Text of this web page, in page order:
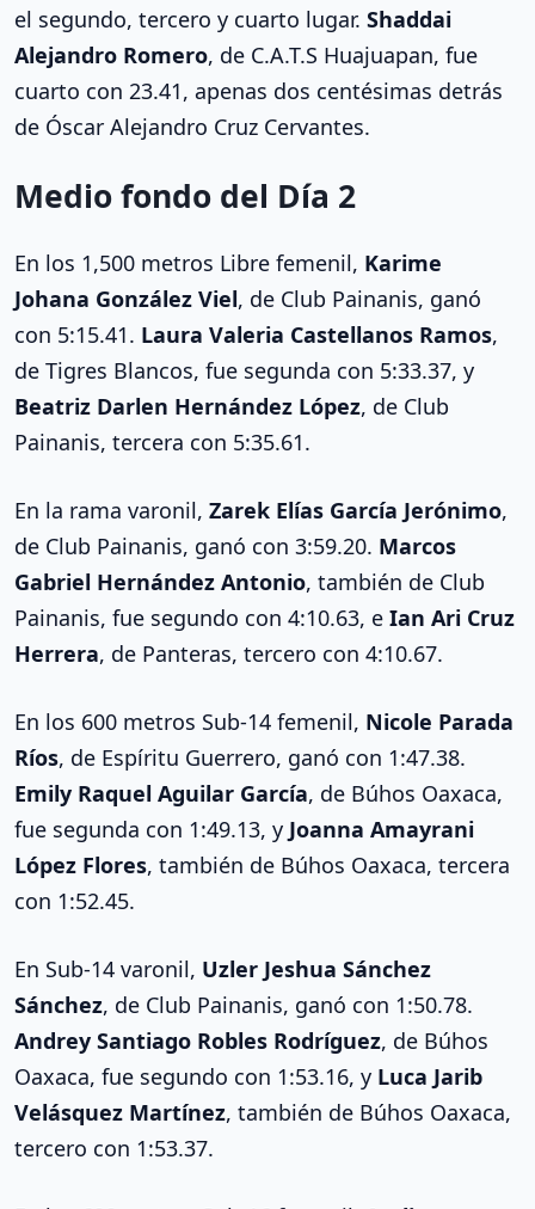
el segundo, tercero y cuarto lugar. Shaddai
Alejandro Romero, de C.A.T.S Huajuapan, fue
cuarto con 23.41, apenas dos centésimas detrás
de Óscar Alejandro Cruz Cervantes.
Medio fondo del Día 2
En los 1,500 metros Libre femenil, Karime
Johana González Viel, de Club Painanis, ganó
con 5:15.41. Laura Valeria Castellanos Ramos,
de Tigres Blancos, fue segunda con 5:33.37, y
Beatriz Darlen Hernández López, de Club
Painanis, tercera con 5:35.61.
En la rama varonil, Zarek Elías García Jerónimo,
de Club Painanis, ganó con 3:59.20. Marcos
Gabriel Hernández Antonio, también de Club
Painanis, fue segundo con 4:10.63, e Ian Ari Cruz
Herrera, de Panteras, tercero con 4:10.67.
En los 600 metros Sub-14 femenil, Nicole Parada
Ríos, de Espíritu Guerrero, ganó con 1:47.38.
Emily Raquel Aguilar García, de Búhos Oaxaca,
fue segunda con 1:49.13, y Joanna Amayrani
López Flores, también de Búhos Oaxaca, tercera
con 1:52.45.
En Sub-14 varonil, Uzler Jeshua Sánchez
Sánchez, de Club Painanis, ganó con 1:50.78.
Andrey Santiago Robles Rodríguez, de Búhos
Oaxaca, fue segundo con 1:53.16, y Luca Jarib
Velásquez Martínez, también de Búhos Oaxaca,
tercero con 1:53.37.